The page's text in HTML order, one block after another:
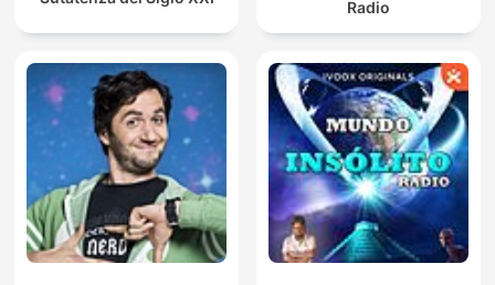
Radio